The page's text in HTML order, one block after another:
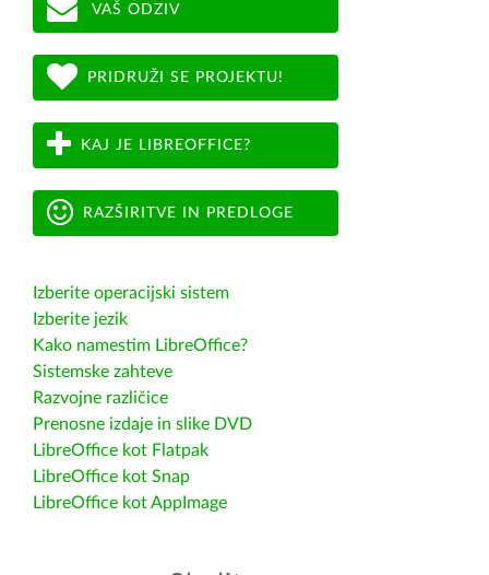
VAŠ ODZIV
PRIDRUŽI SE PROJEKTU!
KAJ JE LIBREOFFICE?
RAZŠIRITVE IN PREDLOGE
Izberite operacijski sistem
Izberite jezik
Kako namestim LibreOffice?
Sistemske zahteve
Razvojne različice
Prenosne izdaje in slike DVD
LibreOffice kot Flatpak
LibreOffice kot Snap
LibreOffice kot AppImage